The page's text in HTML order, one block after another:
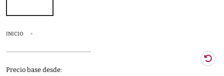
INICIO
Precio base desde: